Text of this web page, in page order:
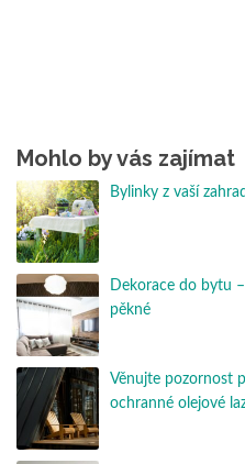
Mohlo by vás zajímat
Bylinky z vaší
Dekorace do bytu
pěkné
Věnujte pozornost
ochranné olejové